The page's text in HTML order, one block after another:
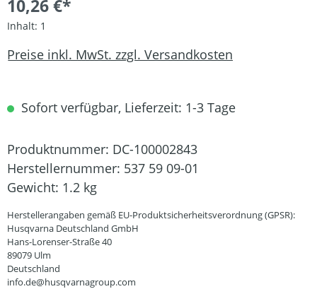
10,26 €*
Inhalt: 1
Preise inkl. MwSt. zzgl. Versandkosten
Sofort verfügbar, Lieferzeit: 1-3 Tage
Produktnummer: DC-100002843
Herstellernummer: 537 59 09-01
Gewicht: 1.2 kg
Herstellerangaben gemäß EU-Produktsicherheitsverordnung (GPSR):
Husqvarna Deutschland GmbH
Hans-Lorenser-Straße 40
89079 Ulm
Deutschland
info.de@husqvarnagroup.com